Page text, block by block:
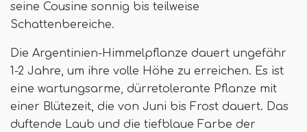
seine Cousine sonnig bis teilweise
Schattenbereiche.
Die Argentinien-Himmelpflanze dauert ungefähr
1-2 Jahre, um ihre volle Höhe zu erreichen. Es ist
eine wartungsarme, dürretolerante Pflanze mit
einer Blütezeit, die von Juni bis Frost dauert. Das
duftende Laub und die tiefblaue Farbe der